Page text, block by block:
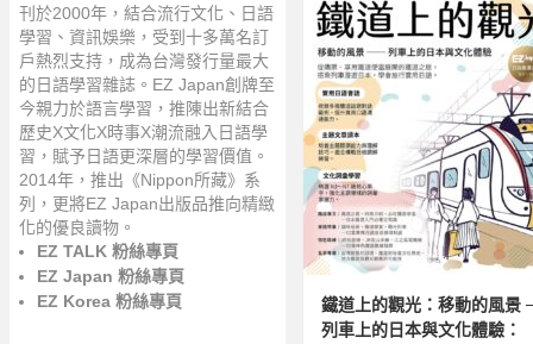
刊於2000年，結合流行文化、日語
學習、資訊娛樂，受到十多萬名訂
戶熱烈支持，成為台灣發行量最大
的日語學習雜誌。EZ Japan創牌至
今親力於語言學習，推陳出新結合
歷史X文化X時事X潮流融入日語學
習，賦予日語更深層的學習價值。
2014年，推出《Nippon所藏》系
列，更將EZ Japan出版品推向精緻
化的優良讀物。
EZ TALK 粉絲專頁
EZ Japan 粉絲專頁
EZ Korea 粉絲專頁
鐵道上的觀光：移動的風景
列車上的日本與文化體驗：